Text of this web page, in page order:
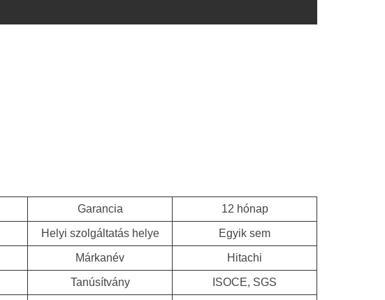
Garancia 12 hónap
Helyi szolgáltatás helye Egyik sem
Márkanév Hitachi
Tanúsítvány ISOCE, SGS